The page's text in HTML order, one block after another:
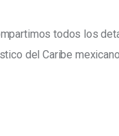
todos los
del Caribe mexicano.